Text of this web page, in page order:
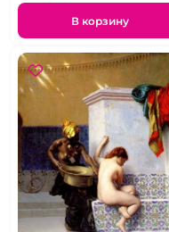
В корзину